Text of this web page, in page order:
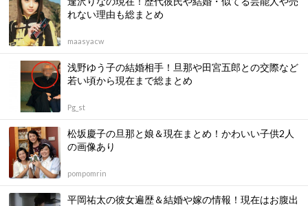
れない理由も総まとめ
maasyacw
浅野ゆう子の結婚相手！旦那や田宮五郎との交際など
若い頃から現在まで総まとめ
Pg_st
松坂慶子の旦那と娘＆現在まとめ！かわいい子供2人
の画像あり
pompomrin
平岡祐太の彼女遍歴＆結婚や嫁の情報！現在はお腹出